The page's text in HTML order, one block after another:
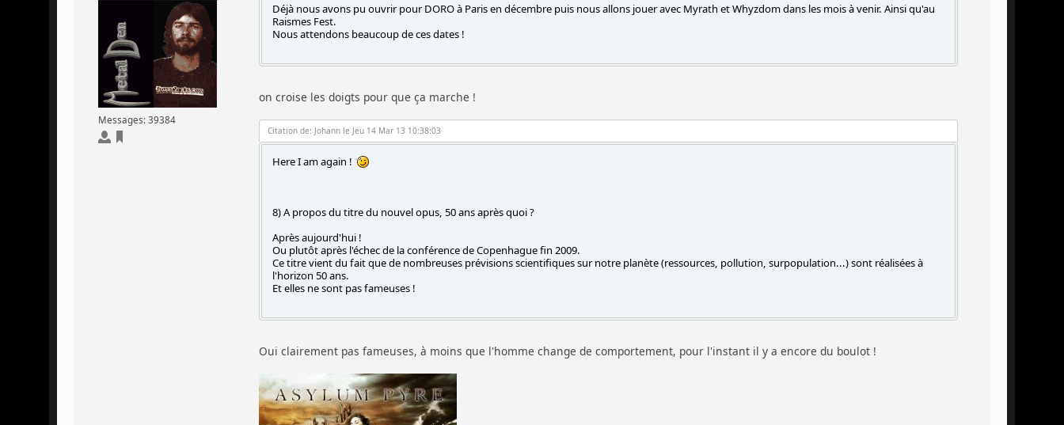
Messages: 39384
Déjà nous avons pu ouvrir pour DORO à Paris en décembre puis nous allons jouer avec Myrath et Whyzdom dans les mois à venir. Ainsi qu'au
Raismes Fest.
Nous attendons beaucoup de ces dates !
on croise les doigts pour que ça marche !
Citation de: Johann le Jeu 14 Mar 13 10:38:03
Here I am again !
8) A propos du titre du nouvel opus, 50 ans après quoi ?
Après aujourd'hui !
Ou plutôt après l'échec de la conférence de Copenhague fin 2009.
Ce titre vient du fait que de nombreuses prévisions scientifiques sur notre planète (ressources, pollution, surpopulation...) sont réalisées à
l'horizon 50 ans.
Et elles ne sont pas fameuses !
Oui clairement pas fameuses, à moins que l'homme change de comportement, pour l'instant il y a encore du boulot !